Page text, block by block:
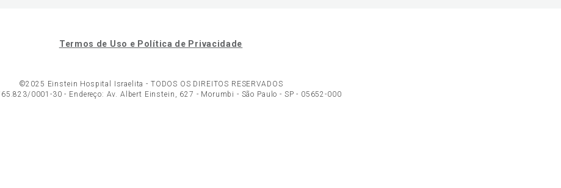
Termos de Uso e Política de Privacidade
©2025 Einstein Hospital Israelita - TODOS OS DIREITOS RESERVADOS
0001-30 - Endereço: Av. Albert Einstein, 627 - Morumbi - São Paulo - SP - 05652-000